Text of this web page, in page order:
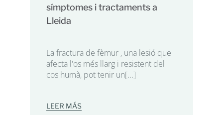
símptomes i tractaments a
Lleida
La fractura de fèmur , una lesió que
afecta l'os més llarg i resistent del
cos humà, pot tenir un[...]
LEER MÁS